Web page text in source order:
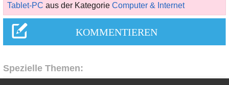
Tablet-PC aus der Kategorie Computer & Internet
Spezielle Themen: